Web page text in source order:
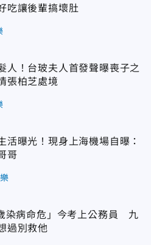
吃讓後輩搞壞肚
人！台玻夫人首發聲曝喪子之
張柏芝處境
活曝光！現身上海機場自曝：
哥
染病命危」今考上公務員 九
過別救他